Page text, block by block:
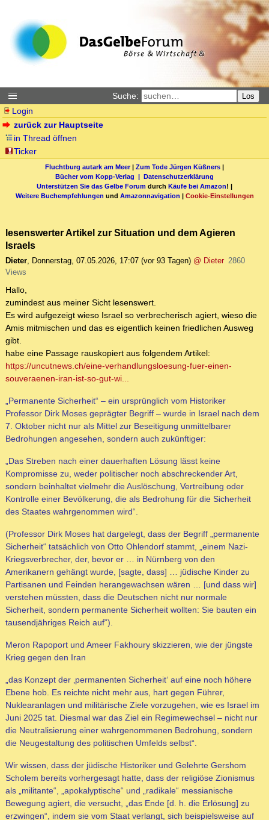
Suche: Los
Login
zurück zur Hauptseite
in Thread öffnen
Ticker
Fluchtburg autark am Meer| Zum Tode Jürgen Küßners |
Bücher vom Kopp-Verlag | Datenschutzerklärung
Unterstützen Sie das Gelbe Forum durch Käufe bei Amazon! |
Weitere Buchempfehlungen und Amazonnavigation | Cookie-Einstellungen
lesenswerter Artikel zur Situation und dem Agieren
Israels
Dieter, Donnerstag, 07.05.2026, 17:07 (vor 93 Tagen) @ Dieter 2860
Views
Hallo,
zumindest aus meiner Sicht lesenswert.
Es wird aufgezeigt wieso Israel so verbrecherisch agiert, wieso die
Amis mitmischen und das es eigentlich keinen friedlichen Ausweg
gibt.
habe eine Passage rauskopiert aus folgendem Artikel:
https://uncutnews.ch/eine-verhandlungsloesung-fuer-einen-
souveraenen-iran-ist-so-gut-wi...
„Permanente Sicherheit“ – ein ursprünglich vom Historiker
Professor Dirk Moses geprägter Begriff – wurde in Israel nach dem
7. Oktober nicht nur als Mittel zur Beseitigung unmittelbarer
Bedrohungen angesehen, sondern auch zukünftiger:
„Das Streben nach einer dauerhaften Lösung lässt keine
Kompromisse zu, weder politischer noch abschreckender Art,
sondern beinhaltet vielmehr die Auslöschung, Vertreibung oder
Kontrolle einer Bevölkerung, die als Bedrohung für die Sicherheit
des Staates wahrgenommen wird“.
(Professor Dirk Moses hat dargelegt, dass der Begriff „permanente
Sicherheit“ tatsächlich von Otto Ohlendorf stammt, „einem Nazi-
Kriegsverbrecher, der, bevor er … in Nürnberg von den
Amerikanern gehängt wurde, [sagte, dass] … jüdische Kinder zu
Partisanen und Feinden herangewachsen wären … [und dass wir]
verstehen müssten, dass die Deutschen nicht nur normale
Sicherheit, sondern permanente Sicherheit wollten: Sie bauten ein
tausendjähriges Reich auf“).
Meron Rapoport und Ameer Fakhoury skizzieren, wie der jüngste
Krieg gegen den Iran
„das Konzept der ‚permanenten Sicherheit‘ auf eine noch höhere
Ebene hob. Es reichte nicht mehr aus, hart gegen Führer,
Nuklearanlagen und militärische Ziele vorzugehen, wie es Israel im
Juni 2025 tat. Diesmal war das Ziel ein Regimewechsel – nicht nur
die Neutralisierung einer wahrgenommenen Bedrohung, sondern
die Neugestaltung des politischen Umfelds selbst“.
Wir wissen, dass der jüdische Historiker und Gelehrte Gershom
Scholem bereits vorhergesagt hatte, dass der religiöse Zionismus
als „militante“, „apokalyptische“ und „radikale“ messianische
Bewegung agiert, die versucht, „das Ende [d. h. die Erlösung] zu
erzwingen“, indem sie vom Staat verlangt, sich beispielsweise auf